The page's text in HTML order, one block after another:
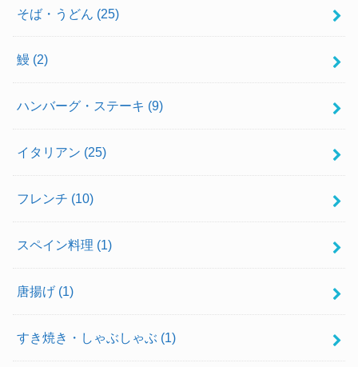
そば・うどん (25)
鰻 (2)
ハンバーグ・ステーキ (9)
イタリアン (25)
フレンチ (10)
スペイン料理 (1)
唐揚げ (1)
すき焼き・しゃぶしゃぶ (1)